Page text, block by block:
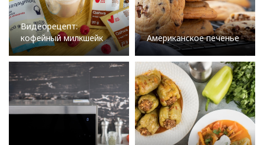
Видеорецепт:
кофейный милкшейк
Американское печенье